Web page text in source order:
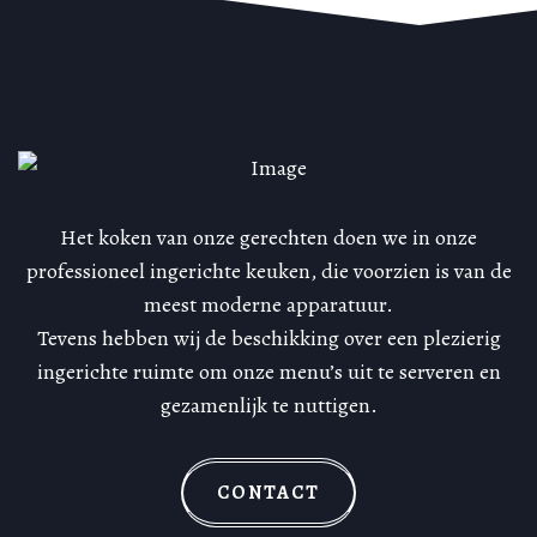
Het koken van onze gerechten doen we in onze
professioneel ingerichte keuken, die voorzien is van de
meest moderne apparatuur.
Tevens hebben wij de beschikking over een plezierig
ingerichte ruimte om onze menu’s uit te serveren en
gezamenlijk te nuttigen.
CONTACT